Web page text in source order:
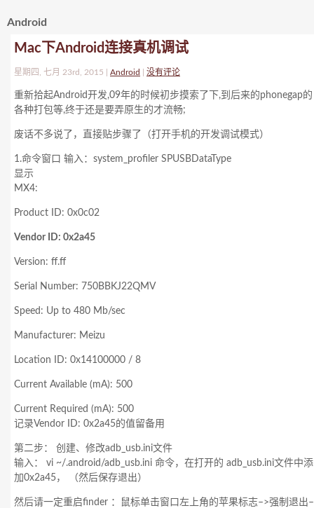
Android
Mac下Android连接真机调试
星期四, 七月 23rd, 2015 | Android 没有评论
重新拾起Android开发,09年的时候初步摸索了下,到后来的phonegap的
各种打包等,终于还是要弄原生的才流畅;
废话不多说了，直接贴步骤了（打开手机的开发调试模式）
1.命令窗口 输入：system_profiler SPUSBDataType
显示
MX4:
Product ID: 0x0c02
Vendor ID: 0x2a45
Version: ff.ff
Serial Number: 750BBKJ22QMV
Speed: Up to 480 Mb/sec
Manufacturer: Meizu
Location ID: 0x14100000 / 8
Current Available (mA): 500
Current Required (mA): 500
记录Vendor ID: 0x2a45的值留备用
第二步： 创建、修改adb_usb.ini文件
输入： vi ~/.android/adb_usb.ini 命令，在打开的 adb_usb.ini文件中添
加0x2a45， （然后保存退出）
然后请一定重启finder ：鼠标单击窗口左上角的苹果标志–>强制退出–